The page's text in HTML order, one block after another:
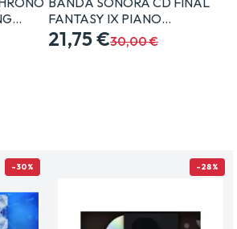
FANTASY IX PIANO…
21,75 €30,00 €
-30% -28%